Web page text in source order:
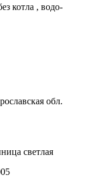
котла , водо-
обл.
светлая